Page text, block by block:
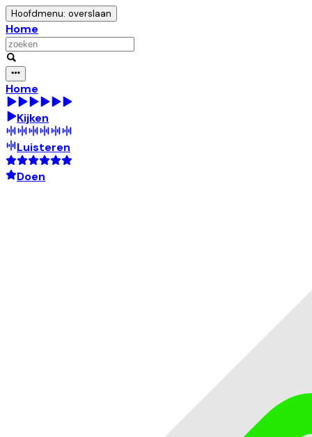
Hoofdmenu: overslaan
Home
Home
Kijken
Luisteren
Doen